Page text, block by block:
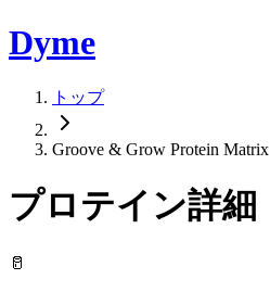
Dyme
トップ
Groove & Grow Protein Matrix
プロテイン詳細
🥛